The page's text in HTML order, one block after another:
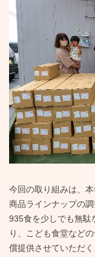
今回の取り組みは、
商品ラインナップの
935食を少しでも無駄
り、こども食堂など
償提供させていただ